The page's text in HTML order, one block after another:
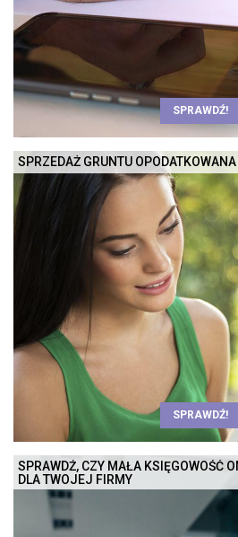
SPRAWDŹ!
SPRZEDAŻ GRUNTU OPODATKOWANA
SPRAWDŹ!
SPRAWDŹ, CZY MAŁA KSIĘGOWOŚĆ
DLA TWOJEJ FIRMY